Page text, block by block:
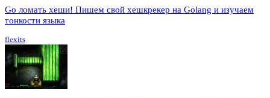
Go ломать хеши! Пишем свой хешкрекер на Golang и изучаем
тонкости языка
flexits